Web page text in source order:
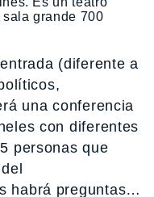
grande 700
(diferente a
una conferencia
con diferentes
personas que
habrá preguntas…